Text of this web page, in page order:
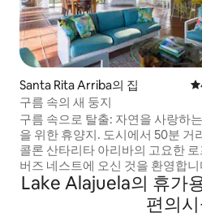
Santa Rita Arriba의 집
구름 속의 새 둥지
구름 속으로 탈출: 자연을 사랑하
을 위한 휴양지. 도시에서 50분 거리에 있는
콜론 산타리타 아리바의 고요한 로
버즈 네스트에 오신 것을 환영합니
자리한 이 개방형 공간에서는 숨
망, 상쾌한 바람, 비 소리와 새소리
의 소리를 감상할 수 있습니다. 문을 열어 두
Lake Alajuela의 휴가
편의